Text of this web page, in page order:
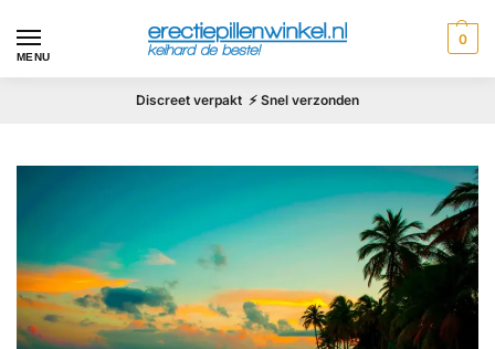
MENU
0
Discreet verpakt ⚡ Snel verzonden